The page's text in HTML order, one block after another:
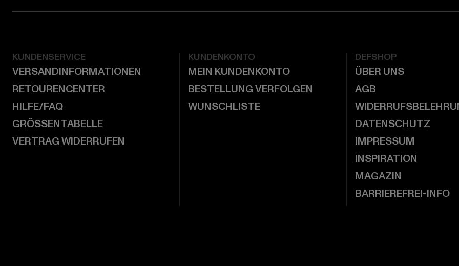
KUNDENSERVICE
VERSANDINFORMATIONEN
RETOURENCENTER
HILFE/FAQ
GRÖSSENTABELLE
VERTRAG WIDERRUFEN
KUNDENKONTO
MEIN KUNDENKONTO
BESTELLUNG VERFOLGEN
WUNSCHLISTE
DEFSHOP
ÜBER UNS
AGB
DATENSCHUTZ
IMPRESSUM
INSPIRATION
MAGAZIN
BARRIEREFREI-INFO